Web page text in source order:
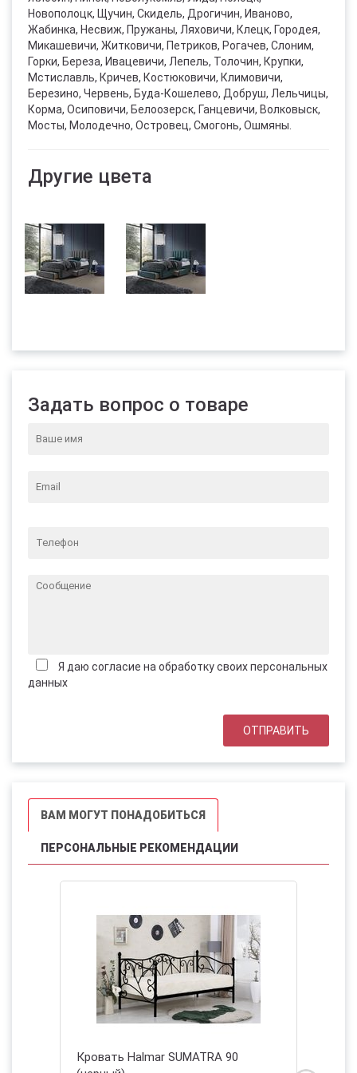
Новополоцк, Щучин, Скидель, Дрогичин, Иваново,
Жабинка, Несвиж, Пружаны, Ляховичи, Клецк, Городея,
Микашевичи, Житковичи, Петриков, Рогачев, Слоним,
Горки, Береза, Ивацевичи, Лепель, Толочин, Крупки,
Мстиславль, Кричев, Костюковичи, Климовичи,
Березино, Червень, Буда-Кошелево, Добруш, Лельчицы,
Корма, Осиповичи, Белоозерск, Ганцевичи, Волковыск,
Мосты, Молодечно, Островец, Смогонь, Ошмяны.
Другие цвета
Задать вопрос о товаре
Я даю согласие на обработку своих персональных
данных
ВАМ МОГУТ ПОНАДОБИТЬСЯ
ПЕРСОНАЛЬНЫЕ РЕКОМЕНДАЦИИ
Кровать Halmar SUMATRA 90